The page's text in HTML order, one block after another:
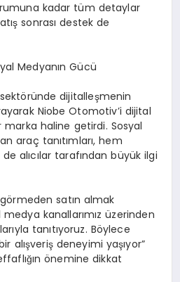
kadar tüm detaylar
sonrası destek de
Medyanın Gücü
dijitalleşmenin
Niobe Otomotiv’i dijital
haline getirdi. Sosyal
araç tanıtımları, hem
alıcılar tarafından büyük ilgi
satın almak
kanallarımız üzerinden
tanıtıyoruz. Böylece
alışveriş deneyimi yaşıyor”
önemine dikkat